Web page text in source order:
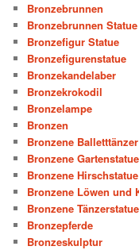
Bronzebrunnen
Bronzebrunnen Statue
Bronzefigur Statue
Bronzefigurenstatue
Bronzekandelaber
Bronzekrokodil
Bronzelampe
Bronzen
Bronzene Balletttänzer
Bronzene Gartenstatue
Bronzene Hirschstatue
Bronzene Löwen und
Bronzene Tänzerstatue
Bronzepferde
Bronzeskulptur